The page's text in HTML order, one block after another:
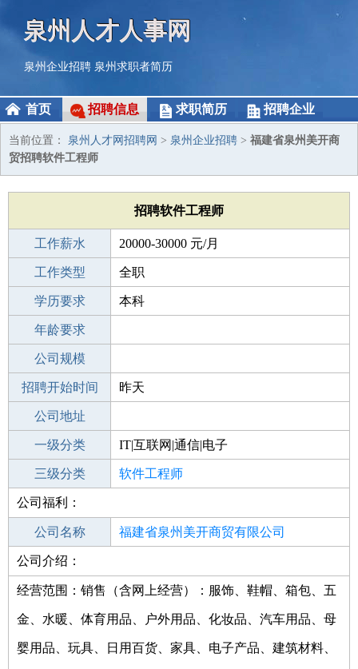
泉州人才人事网
泉州企业招聘 泉州求职者简历
首页 招聘信息 求职简历 招聘企业
当前位置： 泉州人才网招聘网 > 泉州企业招聘 > 福建省泉州美开商
贸招聘软件工程师
招聘软件工程师
工作薪水 20000-30000 元/月
招聘人数 若干
工作类型 全职
性别要求 -
学历要求 本科
工作经验
年龄要求
工作地点
公司规模
公司电话
招聘开始时间 昨天
招聘结束时间
公司地址
一级分类 IT|互联网|通信|电子
二级分类 技术开发
三级分类 软件工程师
其他行业
公司福利：
公司名称 福建省泉州美开商贸有限公司
公司类型
公司介绍：
经营范围：销售（含网上经营）：服饰、鞋帽、箱包、五
金、水暖、体育用品、户外用品、化妆品、汽车用品、母
婴用品、玩具、日用百货、家具、电子产品、建筑材料、